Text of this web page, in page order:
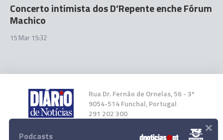
Concerto intimista dos D’Repente enche Fórum
Machico
15 Mar 15:32
Rua Dr. Fernão de Ornelas, 56 - 3º
9054-514 Funchal, Portugal
291 202 300
Instale a nossa App
Podcasts ×